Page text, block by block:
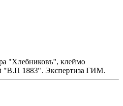
"Хлебниковъ", клеймо
"В.П 1883". Экспертиза ГИМ.